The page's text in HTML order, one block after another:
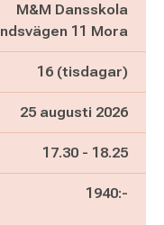
M&M Dansskola
11 Mora
16 (tisdagar)
25 augusti 2026
Pågår mellan
17.30 - och
18.25
1940:-